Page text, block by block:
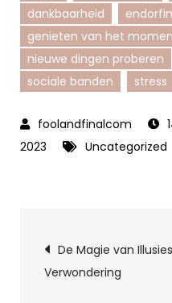
dankbaarheid
genieten van het
nieuwe dingen proberen
sociale banden
stress
2023
Uncategorized
kleine
De Magie van
Verwondering